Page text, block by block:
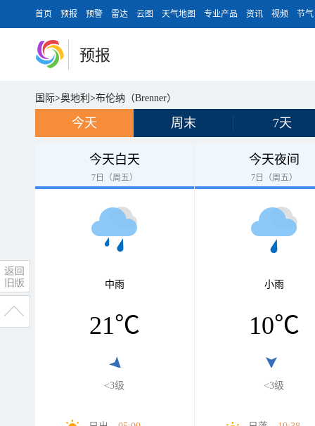
首页 预报 预警 雷达 云图 天气地图 专业产品 资讯 视频 节气
预报
国际>奥地利 >布伦纳（Brenner）
今天 周末 7天
今天白天
7日（周五）
中雨
21℃
<3级
今天夜间
7日（周五）
小雨
10℃
<3级